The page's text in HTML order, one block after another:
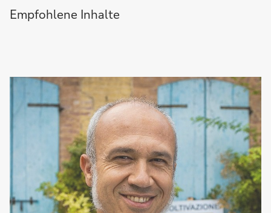
Empfohlene Inhalte